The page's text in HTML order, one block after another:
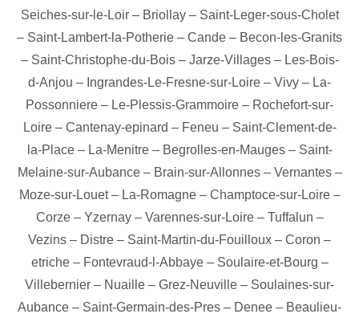
Seiches-sur-le-Loir– Briollay– Saint-Leger-sous-Cholet
– Saint-Lambert-la-Potherie – Cande – Becon-les-Granits
– Saint-Christophe-du-Bois– Jarze-Villages– Les-Bois-
d-Anjou – Ingrandes-Le-Fresne-sur-Loire – Vivy – La-
Possonniere – Le-Plessis-Grammoire – Rochefort-sur-
Loire– Cantenay-epinard – Feneu – Saint-Clement-de-
la-Place– La-Menitre– Begrolles-en-Mauges– Saint-
Melaine-sur-Aubance– Brain-sur-Allonnes– Vernantes–
Moze-sur-Louet– La-Romagne– Champtoce-sur-Loire–
Corze– Yzernay– Varennes-sur-Loire– Tuffalun –
Vezins – Distre – Saint-Martin-du-Fouilloux – Coron –
etriche– Fontevraud-l-Abbaye– Soulaire-et-Bourg –
Villebernier – Nuaille – Grez-Neuville – Soulaines-sur-
Aubance – Saint-Germain-des-Pres – Denee – Beaulieu-